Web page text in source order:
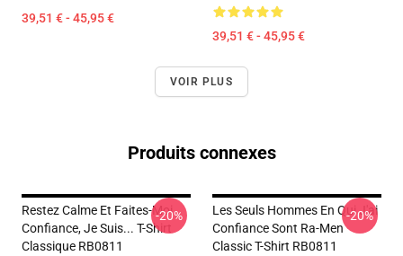
39,51 € - 45,95 €
39,51 € - 45,95 €
VOIR PLUS
Produits connexes
Restez Calme Et Faites-Moi
Confiance, Je Suis... T-Shirt
Classique RB0811
-20%
Les Seuls Hommes En Qui J'ai
Confiance Sont Ra-Men
Classic T-Shirt RB0811
-20%